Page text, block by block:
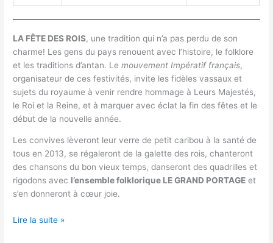
LA FÊTE DES ROIS, une tradition qui n’a pas perdu de son
charme! Les gens du pays renouent avec l’histoire, le folklore
et les traditions d’antan. Lemouvement Impératif français,
organisateur de ces festivités, invite les fidèles vassaux et
sujets du royaume à venir rendre hommage à Leurs Majestés,
le Roi et la Reine, et à marquer avec éclat la fin des fêtes et le
début de la nouvelle année.
Les convives lèveront leur verre de petit caribou à la santé de
tous en 2013, se régaleront de la galette des rois, chanteront
des chansons du bon vieux temps, danseront des quadrilles et
rigodons avec l’ensemble folklorique LE GRAND PORTAGE et
s’en donneront à cœur joie.
Lire la suite »